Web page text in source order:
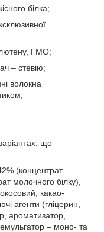
білка;
ГМО;
– стевію;
волокна
що
(концентрат
молочного білку),
какао-
агенти (гліцерин,
ароматизатор,
– моно- та